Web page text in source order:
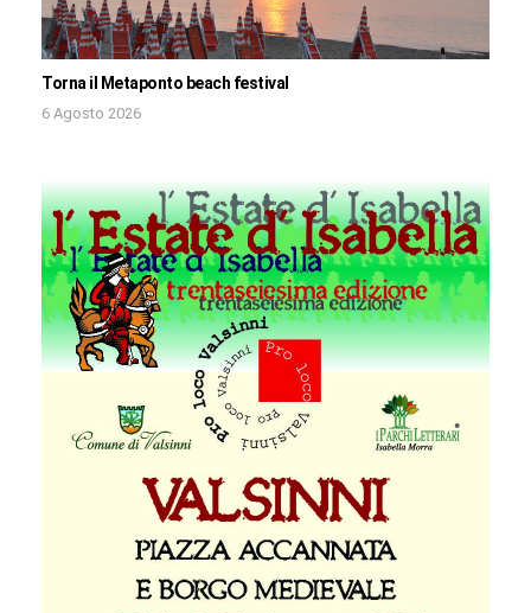
Torna il Metaponto beach festival
6 Agosto 2026